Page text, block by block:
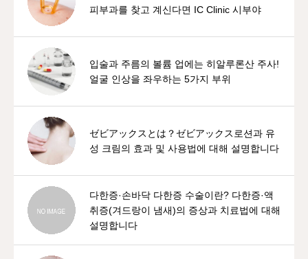
피부과를 찾고 계신다면 IC Clinic 시부야
입술과 주름의 볼륨 업에는 히알루론산 주사!
얼굴 인상을 좌우하는 5가지 부위
ゼビアックスとは？ゼビアックス로션과 유
성 크림의 효과 및 사용법에 대해 설명합니다
다한증·손바닥 다한증 수술이란? 다한증·액
취증(겨드랑이 냄새)의 증상과 치료법에 대해
설명합니다